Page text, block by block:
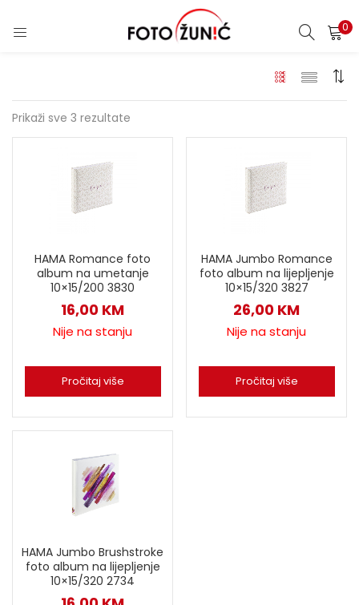
0
Prikaži sve 3 rezultate
HAMA Romance foto
album na umetanje
10×15/200 3830
16,00 KM
Nije na stanju
Pročitaj više
HAMA Jumbo Romance
foto album na lijepljenje
10×15/320 3827
26,00 KM
Nije na stanju
Pročitaj više
HAMA Jumbo Brushstroke
foto album na lijepljenje
10×15/320 2734